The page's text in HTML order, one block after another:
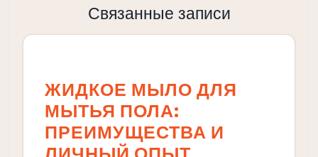
Связанные записи
ЖИДКОЕ МЫЛО ДЛЯ
МЫТЬЯ ПОЛА:
ПРЕИМУЩЕСТВА И